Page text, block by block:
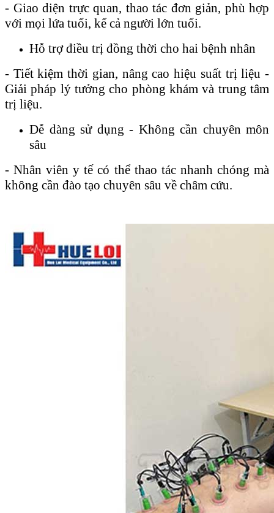
- Giao diện trực quan, thao tác đơn giản, phù hợp
với mọi lứa tuổi, kể cả người lớn tuổi.
Hỗ trợ điều trị đồng thời cho hai bệnh nhân
- Tiết kiệm thời gian, nâng cao hiệu suất trị liệu -
Giải pháp lý tưởng cho phòng khám và trung tâm
trị liệu.
Dễ dàng sử dụng - Không cần chuyên môn
sâu
- Nhân viên y tế có thể thao tác nhanh chóng mà
không cần đào tạo chuyên sâu về châm cứu.